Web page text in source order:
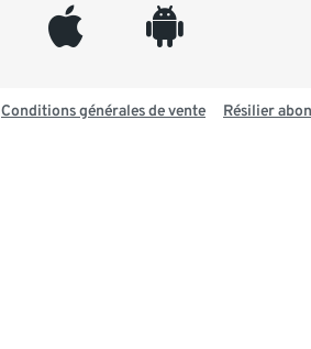
appleinc android
Conditions générales de vente Résilier